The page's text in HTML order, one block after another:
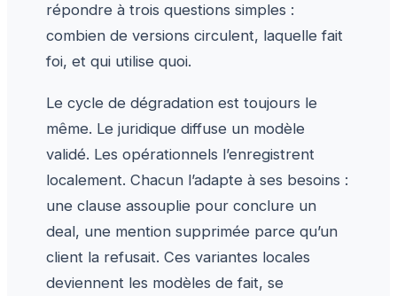
répondre à trois questions simples :
combien de versions circulent, laquelle fait
foi, et qui utilise quoi.
Le cycle de dégradation est toujours le
même. Le juridique diffuse un modèle
validé. Les opérationnels l’enregistrent
localement. Chacun l’adapte à ses besoins :
une clause assouplie pour conclure un
deal, une mention supprimée parce qu’un
client la refusait. Ces variantes locales
deviennent les modèles de fait, se